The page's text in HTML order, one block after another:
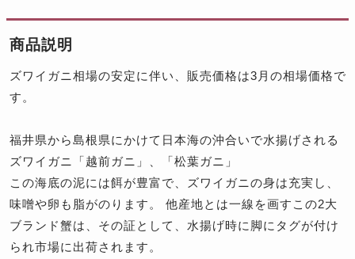
商品説明
ズワイガニ相場の安定に伴い、販売価格は3月の相場価格で
す。
福井県から島根県にかけて日本海の沖合いで水揚げされる
ズワイガニ「越前ガニ」、「松葉ガニ」
この海底の泥には餌が豊富で、ズワイガニの身は充実し、
味噌や卵も脂がのります。 他産地とは一線を画すこの2大
ブランド蟹は、その証として、水揚げ時に脚にタグが付け
られ市場に出荷されます。